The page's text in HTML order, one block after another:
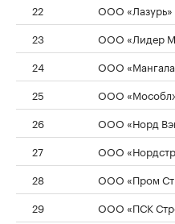
22
ООО «Лазурь»
23
ООО «Лидер
24
ООО
25
ООО
26
ООО «Норд
27
ООО
28
ООО «Пром
29
ООО «ПСК